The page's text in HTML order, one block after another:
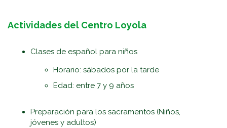
Actividades del Centro Loyola
Clases de español para niños
Horario: sábados por la tarde
Edad: entre 7 y 9 años
Preparación para los sacramentos (Niños,
jóvenes y adultos)